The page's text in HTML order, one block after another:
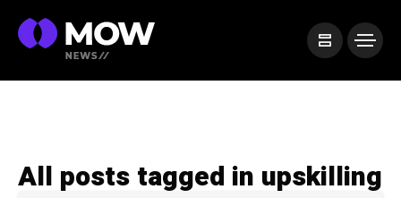
All posts tagged in upskilling